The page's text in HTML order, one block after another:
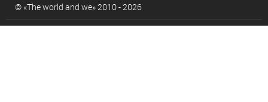
© «The world and we» 2010 - 2026